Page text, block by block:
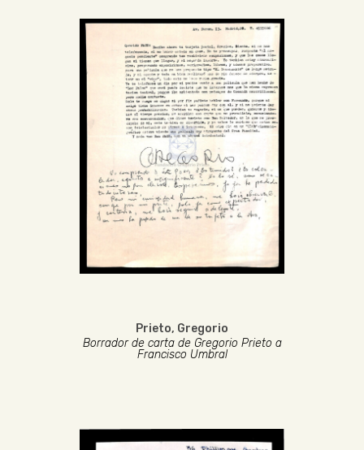
Prieto, Gregorio
Borrador de carta de Gregorio Prieto a
Francisco Umbral